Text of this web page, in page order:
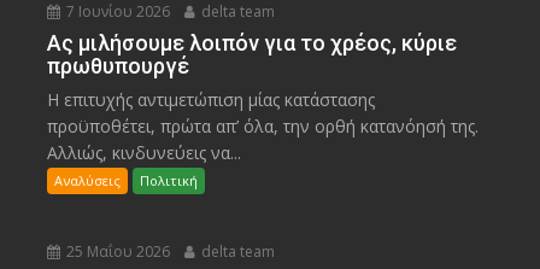
7 Ιουνίου 2026 delta team
Ας μιλήσουμε λοιπόν για το χρέος, κύριε
πρωθυπουργέ
Η επιτυχής αντιμετώπιση μίας κατάστασης
προϋποθέτει, πρώτα απ’ όλα, την ορθή κατανόησή της.
Αλλιώς, κινδυνεύεις να...
Αναλύσεις Πολιτική
25 Μαΐου 2026 delta team